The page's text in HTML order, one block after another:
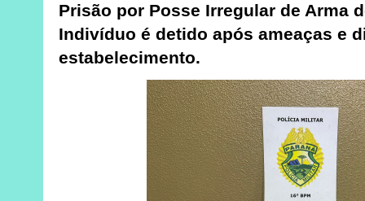
Prisão por Posse Irregular de Arma
Indivíduo é detido após ameaças e
estabelecimento.